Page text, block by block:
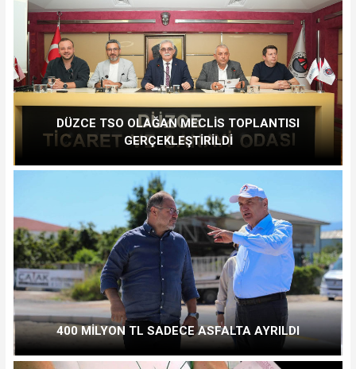
DÜZCE TSO OLAĞAN MECLİS TOPLANTISI
GERÇEKLEŞTİRİLDİ
400 MİLYON TL SADECE ASFALTA AYRILDI